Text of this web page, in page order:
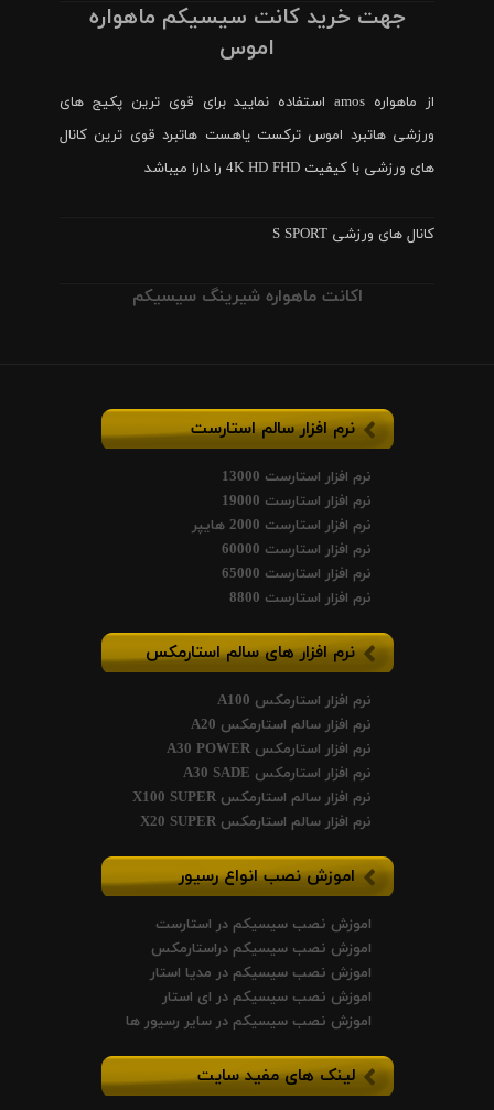
جهت خرید کانت سیسیکم ماهواره
اموس
از ماهواره amos استفاده نمایید برای قوی ترین پکیج های
ورزشی هاتبرد اموس ترکست یاهست هاتبرد قوی ترین کانال
های ورزشی با کیفیت 4K HD FHD را دارا میباشد
کانال های ورزشی S SPORT
اکانت ماهواره شیرینگ سیسیکم
نرم افزار سالم استارست
نرم افزار استارست 13000
نرم افزار استارست 19000
نرم افزار استارست 2000 هایپر
نرم افزار استارست 60000
نرم افزار استارست 65000
نرم افزار استارست 8800
نرم افزار های سالم استارمکس
نرم افزار استارمکس A100
نرم افزار سالم استارمکس A20
نرم افزار استارمکس A30 POWER
نرم افزار استارمکس A30 SADE
نرم افزار سالم استارمکس X100 SUPER
نرم افزار سالم استارمکس X20 SUPER
اموزش نصب انواع رسیور
اموزش نصب سیسیکم در استارست
اموزش نصب سیسیکم دراستارمکس
اموزش نصب سیسیکم در مدیا استار
اموزش نصب سیسیکم در ای استار
اموزش نصب سیسیکم در سایر رسیور ها
لینک های مفید سایت